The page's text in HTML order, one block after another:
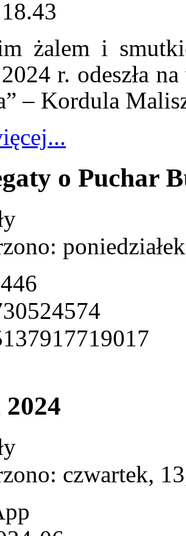
żalem i
r. odeszła
– Kordula
o Puchar
czwartek,